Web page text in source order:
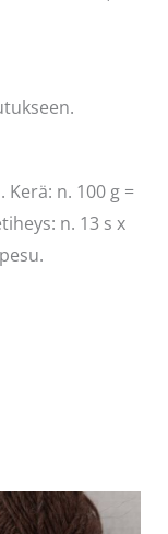
n. 100 g =
n. 13 s x